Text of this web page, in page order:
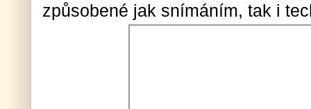
způsobené jak snímáním, tak i